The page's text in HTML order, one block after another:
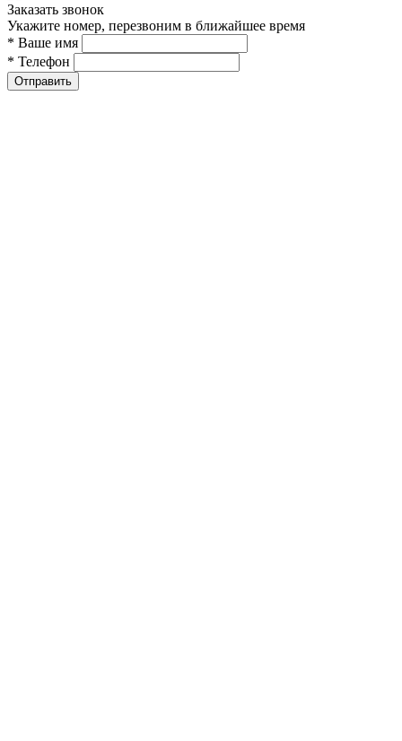
Заказать звонок
Укажите номер, перезвоним в ближайшее время
* Ваше имя
* Телефон
Отправить